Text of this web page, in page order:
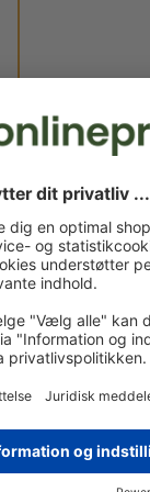
Du kan
Leveres ca.:
Vægt: ca.275,7 g